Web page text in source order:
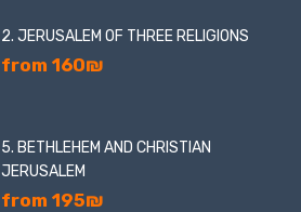
2. JERUSALEM OF THREE RELIGIONS
from 160₪
5. BETHLEHEM AND CHRISTIAN
JERUSALEM
from 195₪